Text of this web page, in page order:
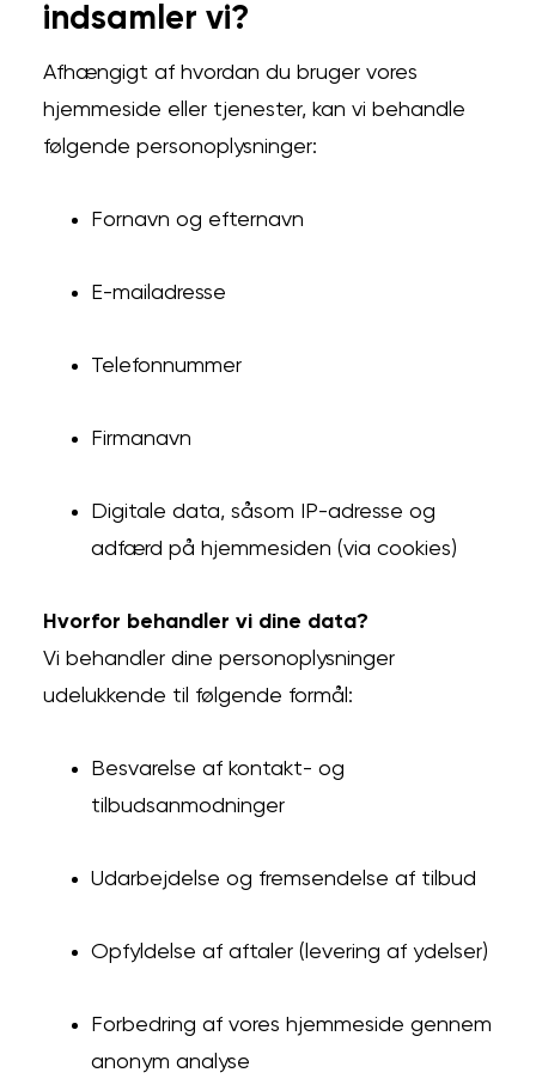
indsamler vi?
Afhængigt af hvordan du bruger vores
hjemmeside eller tjenester, kan vi behandle
følgende personoplysninger:
Fornavn og efternavn
E-mailadresse
Telefonnummer
Firmanavn
Digitale data, såsom IP-adresse og
adfærd på hjemmesiden (via cookies)
Hvorfor behandler vi dine data?
Vi behandler dine personoplysninger
udelukkende til følgende formål:
Besvarelse af kontakt- og
tilbudsanmodninger
Udarbejdelse og fremsendelse af tilbud
Opfyldelse af aftaler (levering af ydelser)
Forbedring af vores hjemmeside gennem
anonym analyse